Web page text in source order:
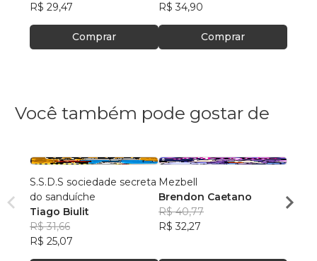
R$ 29,47
Comprar
R$ 34,90
Comprar
Você também pode gostar de
S.S.D.S sociedade secreta
do sanduíche
Tiago Biulit
R$ 31,66
R$ 25,07
Mezbell
Brendon Caetano
R$ 40,77
R$ 32,27
R$